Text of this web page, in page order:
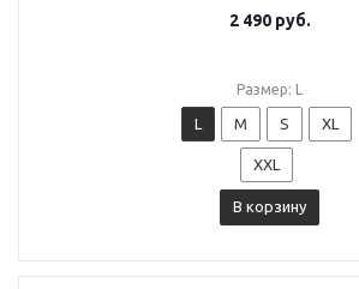
2 490руб.
Размер: L
L M S XL
XXL
В корзину